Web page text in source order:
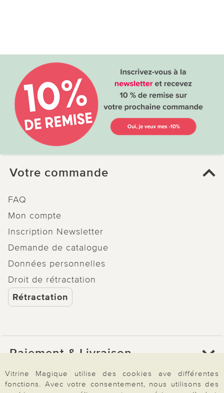
Votre commande
FAQ
Mon compte
Inscription Newsletter
Demande de catalogue
Données personnelles
Droit de rétractation
Rétractation
Paiement & Livraison
Vitrine Magique utilise des cookies ave différentes
fonctions. Avec votre consentement, nous utilisons des